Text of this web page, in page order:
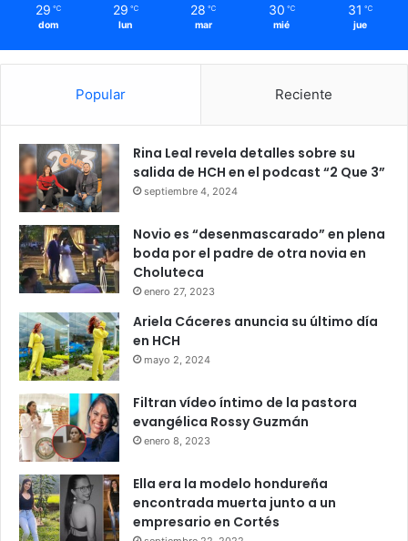
29 ℃
dom
29 ℃
lun
28 ℃
mar
30 ℃
mié
31 ℃
jue
Popular Reciente
Rina Leal revela detalles sobre su
salida de HCH en el podcast “2 Que 3”
septiembre 4, 2024
Novio es “desenmascarado” en plena
boda por el padre de otra novia en
Choluteca
enero 27, 2023
Ariela Cáceres anuncia su último día
en HCH
mayo 2, 2024
Filtran vídeo íntimo de la pastora
evangélica Rossy Guzmán
enero 8, 2023
Ella era la modelo hondureña
encontrada muerta junto a un
empresario en Cortés